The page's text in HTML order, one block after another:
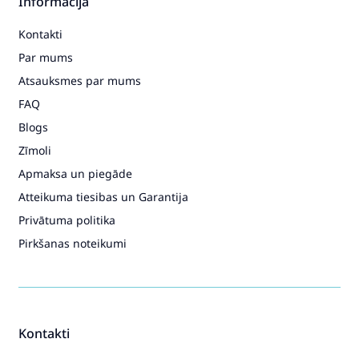
Kontakti
Kontakti
Par mums
Atsauksmes par mums
FAQ
Blogs
Zīmoli
Apmaksa un piegāde
Atteikuma tiesibas un Garantija
Privātuma politika
Pirkšanas noteikumi